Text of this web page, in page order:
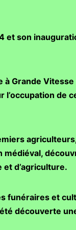
et son
Grande
l’occupation de
et d’agriculture.
funéraires et
découverte